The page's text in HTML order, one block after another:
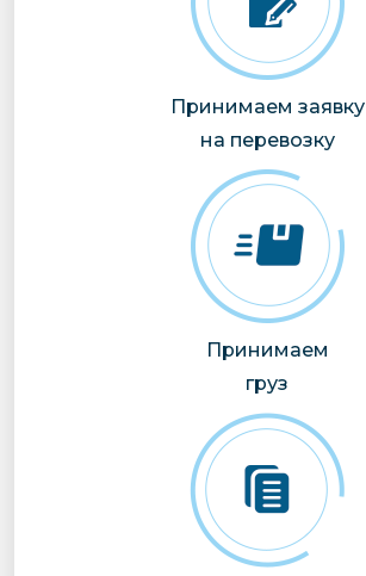
Принимаем заявку
на перевозку
Принимаем
груз